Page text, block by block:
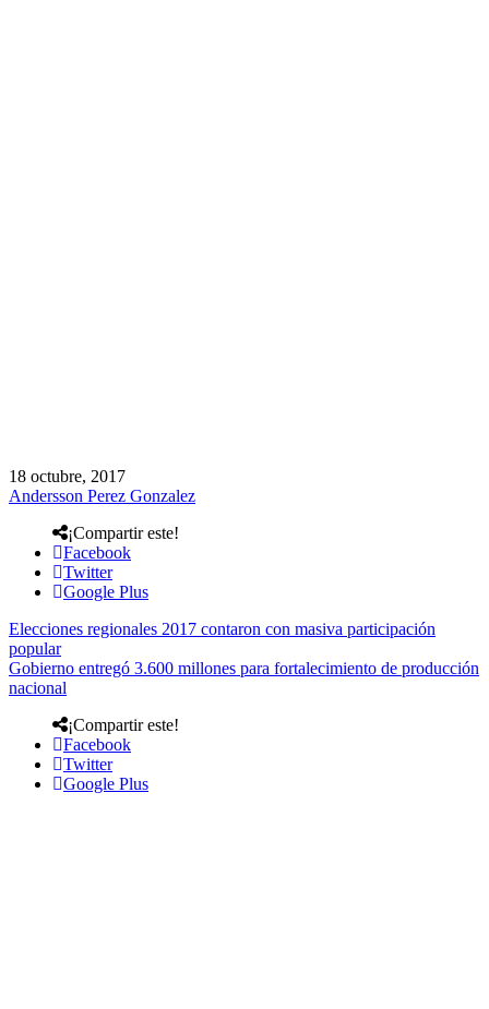
18 octubre, 2017
Andersson Perez Gonzalez
¡Compartir este!
Facebook
Twitter
Google Plus
Elecciones regionales 2017 contaron con masiva participación
popular
Gobierno entregó 3.600 millones para fortalecimiento de producción
nacional
¡Compartir este!
Facebook
Twitter
Google Plus